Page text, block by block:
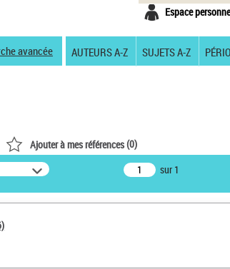
Espace
avancée AUTEURS A-Z SUJETS A-Z
Ajouter à mes références(0)
sur 1